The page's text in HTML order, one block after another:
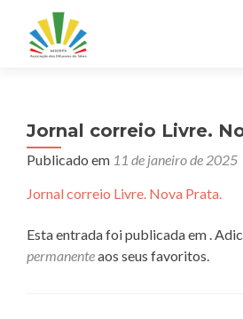
Jornal correio Livre.
Publicado em 11 de janeiro de 2025
Jornal correio Livre. Nova Prata.
Esta entrada foi publicada em .
permanenteaos seus favoritos.